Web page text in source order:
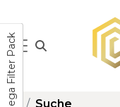
Mega Filter Pack Suche